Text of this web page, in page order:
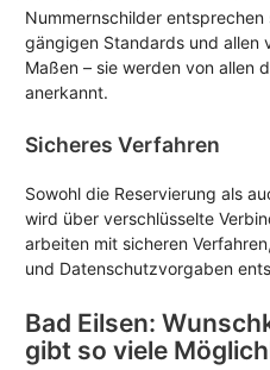
Nummernschilder
gängigen Standards und allen
Maßen – sie werden von allen
anerkannt.
Sicheres Verfahren
Sowohl die Reservierung als
wird über verschlüsselte
arbeiten mit sicheren
und Datenschutzvorgaben
Bad Eilsen:
gibt so viele